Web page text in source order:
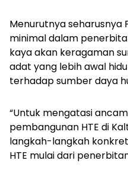
Menurutnya seharusnya
minimal dalam
kaya akan keragaman
adat yang lebih awal
terhadap sumber daya
“Untuk mengatasi
pembangunan HTE di
langkah-langkah
HTE mulai dari